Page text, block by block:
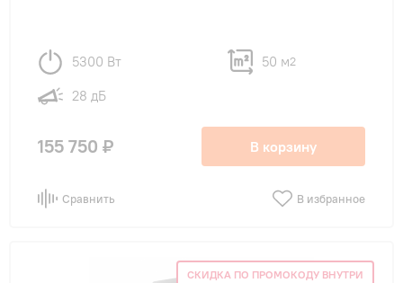
5300 Вт 50 м2
28 дБ
155 750 ₽ В корзину
Сравнить В избранное
СКИДКА ПО ПРОМОКОДУ ВНУТРИ